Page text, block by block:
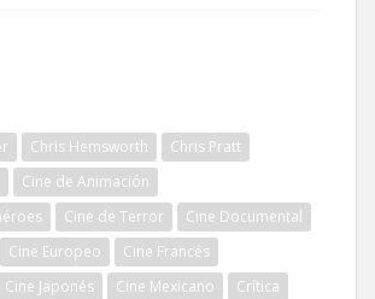
Chris Hemsworth
Chris Pratt
Cine de Animación
Cine de Terror
Cine Documental
Cine Europeo
Cine Francés
Cine Japonés Cine Mexicano
Crítica